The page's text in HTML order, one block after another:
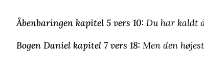
Åbenbaringen kapitel 5 vers 10: Du har kaldt
Bogen Daniel kapitel 7 vers 18: Men den